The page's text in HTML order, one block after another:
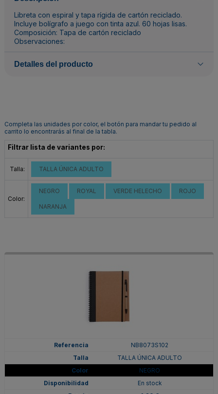
Libreta con espiral y tapa rígida de cartón reciclado.
Incluye bolígrafo a juego con tinta azul. 60 hojas lisas.
Composición: Tapa de cartón reciclado
Observaciones:
Detalles del producto
Completa las unidades por color, el botón para mandar tu pedido al
carrito lo encontrarás al final de la tabla.
Filtrar lista de variantes por:
Talla: TALLA ÚNICA ADULTO
Color:
NEGRO ROYAL VERDE HELECHO ROJO
NARANJA
NB8073S102
TALLA ÚNICA ADULTO
NEGRO
En stock